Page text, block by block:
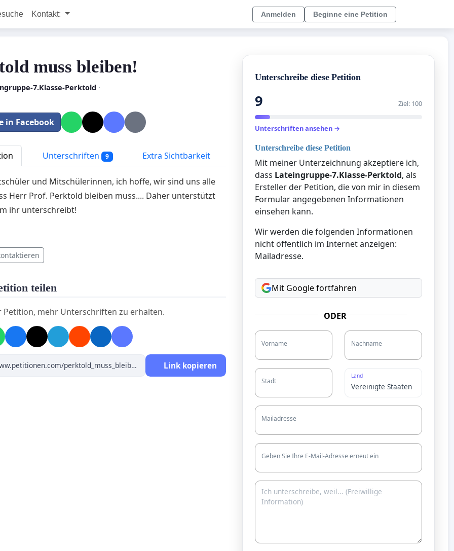
Kontakt: Anmelden Beginne eine Petition
muss bleiben!
7.Klasse-Perktold ·
in Facebook
Unterschriften 9 Extra Sichtbarkeit
und Mitschülerinnen, ich hoffe, wir sind uns alle
Herr Prof. Perktold bleiben muss.... Daher unterstützt
ihr unterschreibt!
teilen
Petition, mehr Unterschriften zu erhalten.
Link kopieren
Unterschreibe diese Petition
9 Ziel: 100
Unterschriften ansehen →
Unterschreibe diese Petition
Mit meiner Unterzeichnung akzeptiere ich,
dass Lateingruppe-7.Klasse-Perktold, als
Ersteller der Petition, die von mir in diesem
Formular angegebenen Informationen
einsehen kann.
Wir werden die folgenden Informationen
nicht öffentlich im Internet anzeigen:
Mailadresse.
Mit Google fortfahren
ODER
Vorname Nachname
Stadt
Land
Mailadresse
Geben Sie Ihre E-Mail-Adresse erneut ein